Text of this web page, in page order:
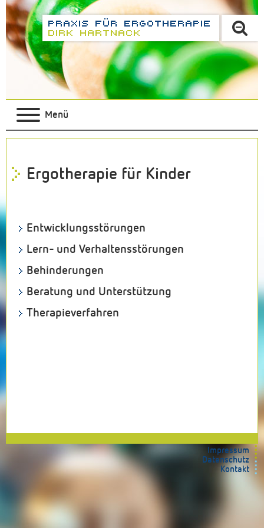
Menü
Ergotherapie für Kinder
Entwicklungs­störungen
Lern- und Verhaltensstörungen
Behinderungen
Beratung und Unterstützung
Therapieverfahren
Impressum
Datenschutz
Kontakt